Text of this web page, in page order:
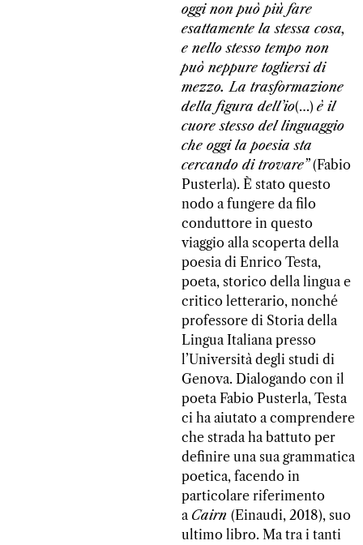
oggi non può più fare
esattamente la stessa cosa,
e nello stesso tempo non
può neppure togliersi di
mezzo. La trasformazione
della figura dell’io(…) è il
cuore stesso del linguaggio
che oggi la poesia sta
cercando di trovare”(Fabio
Pusterla). È stato questo
nodo a fungere da filo
conduttore in questo
viaggio alla scoperta della
poesia di Enrico Testa,
poeta, storico della lingua e
critico letterario, nonché
professore di Storia della
Lingua Italiana presso
l’Università degli studi di
Genova. Dialogando con il
poeta Fabio Pusterla, Testa
ci ha aiutato a comprendere
che strada ha battuto per
definire una sua grammatica
poetica, facendo in
particolare riferimento
a Cairn (Einaudi, 2018), suo
ultimo libro. Ma tra i tanti